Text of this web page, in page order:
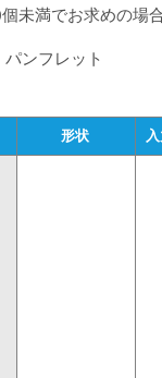
個未満でお求めの場
パンフレット
形状